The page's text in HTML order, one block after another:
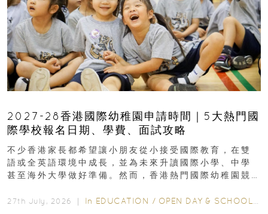
2027-28香港國際幼稚園申請時間｜5大熱門國
際學校報名日期、學費、面試攻略
不少香港家長都希望讓小朋友從小接受國際教育，在雙
語或全英語環境中成長，並為未來升讀國際小學、中學
甚至海外大學做好準備。然而，香港熱門國際幼稚園競
27th July, 2026 ｜ In EDUCATION / OPEN DAY & SCHOOL EVENTS